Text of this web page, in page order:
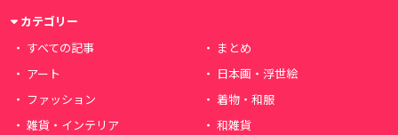
カテゴリー
すべての記事
まとめ
アート
日本画・浮世絵
ファッション
着物・和服
雑貨・インテリア
和雑貨